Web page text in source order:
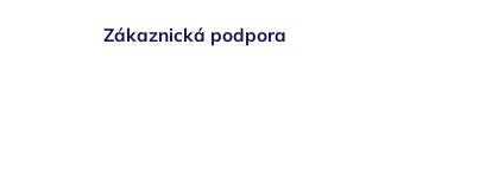
Zákaznická podpora